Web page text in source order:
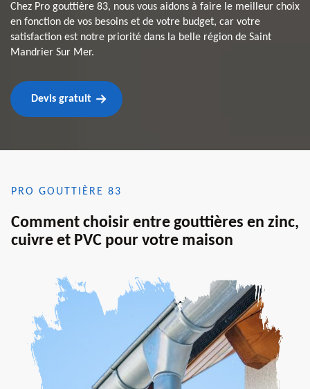
Chez Pro gouttière 83, nous vous aidons à faire le meilleur choix
en fonction de vos besoins et de votre budget, car votre
satisfaction est notre priorité dans la belle région de Saint
Mandrier Sur Mer.
Devis gratuit
PRO GOUTTIÈRE 83
Comment choisir entre gouttières en zinc,
cuivre et PVC pour votre maison